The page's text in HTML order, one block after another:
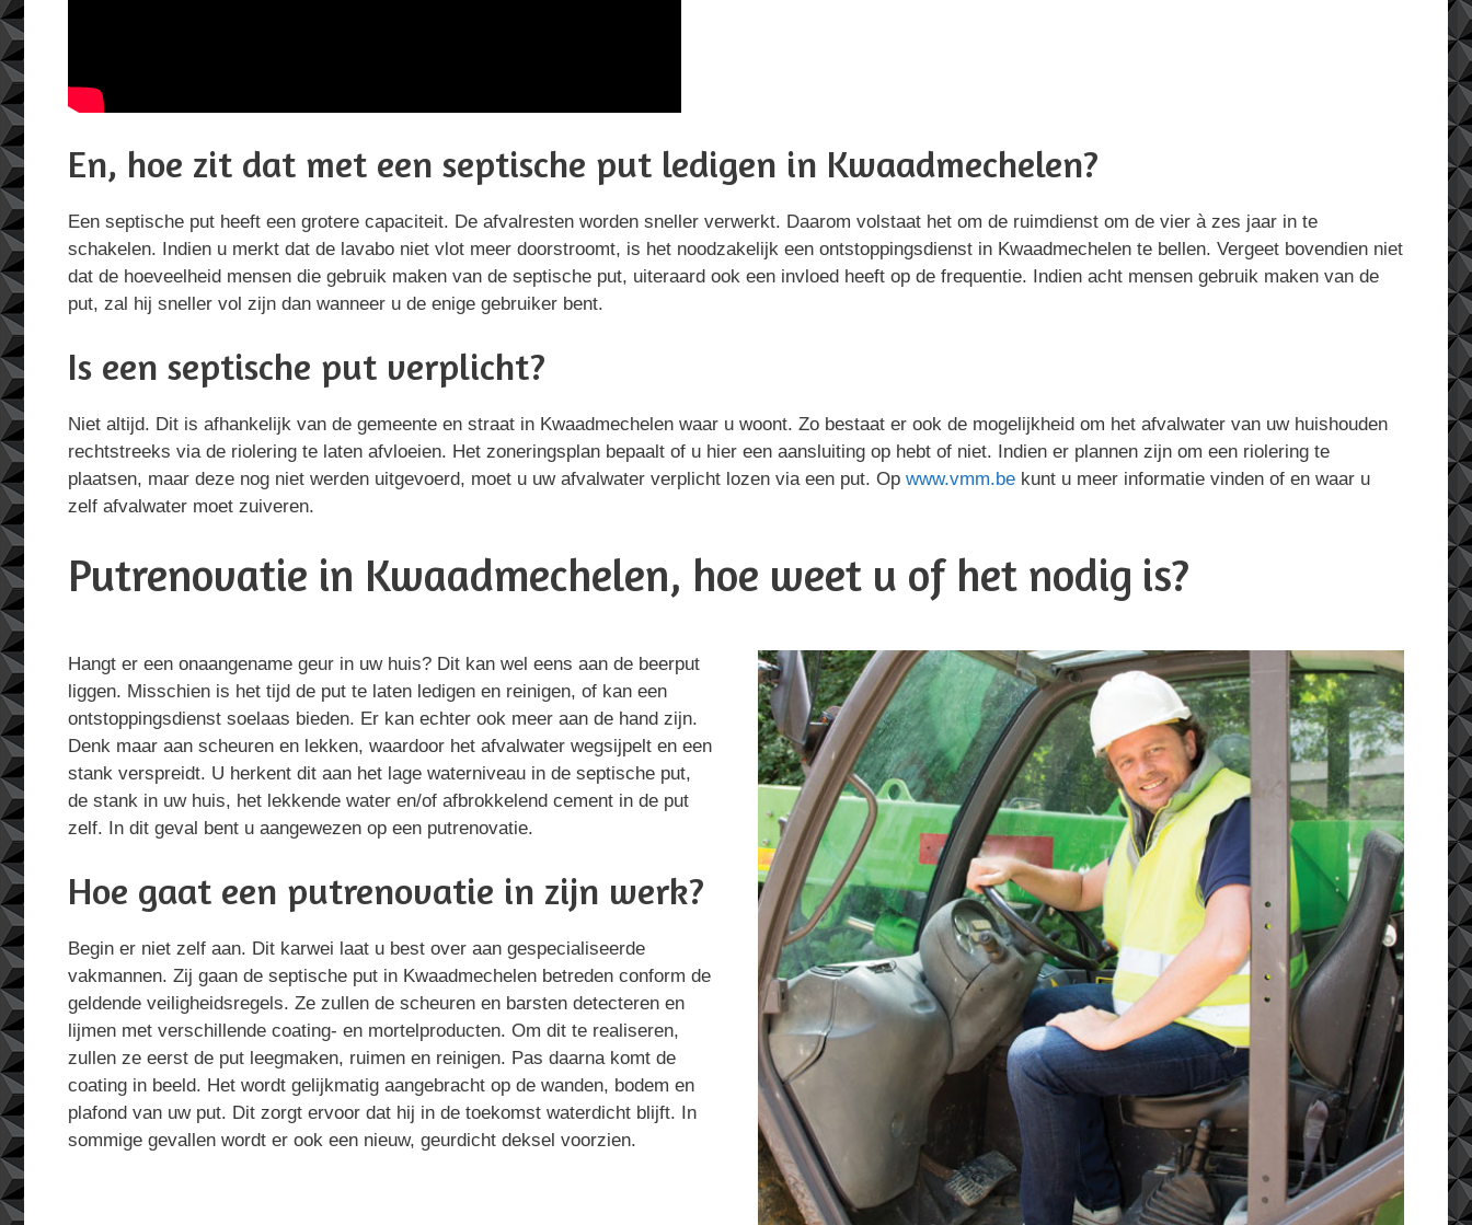
En, hoe zit dat met een septische put ledigen in Kwaadmechelen?
Een septische put heeft een grotere capaciteit. De afvalresten worden sneller verwerkt. Daarom volstaat het om de ruimdienst om de vier à zes jaar in te
schakelen. Indien u merkt dat de lavabo niet vlot meer doorstroomt, is het noodzakelijk een ontstoppingsdienst in Kwaadmechelen te bellen. Vergeet bovendien niet
dat de hoeveelheid mensen die gebruik maken van de septische put, uiteraard ook een invloed heeft op de frequentie. Indien acht mensen gebruik maken van de
put, zal hij sneller vol zijn dan wanneer u de enige gebruiker bent.
Is een septische put verplicht?
Niet altijd. Dit is afhankelijk van de gemeente en straat in Kwaadmechelen waar u woont. Zo bestaat er ook de mogelijkheid om het afvalwater van uw huishouden
rechtstreeks via de riolering te laten afvloeien. Het zoneringsplan bepaalt of u hier een aansluiting op hebt of niet. Indien er plannen zijn om een riolering te
plaatsen, maar deze nog niet werden uitgevoerd, moet u uw afvalwater verplicht lozen via een put. Op www.vmm.be kunt u meer informatie vinden of en waar u
zelf afvalwater moet zuiveren.
Putrenovatie in Kwaadmechelen, hoe weet u of het nodig is?
Hangt er een onaangename geur in uw huis? Dit kan wel eens aan de beerput
liggen. Misschien is het tijd de put te laten ledigen en reinigen, of kan een
ontstoppingsdienst soelaas bieden. Er kan echter ook meer aan de hand zijn.
Denk maar aan scheuren en lekken, waardoor het afvalwater wegsijpelt en een
stank verspreidt. U herkent dit aan het lage waterniveau in de septische put,
de stank in uw huis, het lekkende water en/of afbrokkelend cement in de put
zelf. In dit geval bent u aangewezen op een putrenovatie.
Hoe gaat een putrenovatie in zijn werk?
Begin er niet zelf aan. Dit karwei laat u best over aan gespecialiseerde
vakmannen. Zij gaan de septische put in Kwaadmechelen betreden conform de
geldende veiligheidsregels. Ze zullen de scheuren en barsten detecteren en
lijmen met verschillende coating- en mortelproducten. Om dit te realiseren,
zullen ze eerst de put leegmaken, ruimen en reinigen. Pas daarna komt de
coating in beeld. Het wordt gelijkmatig aangebracht op de wanden, bodem en
plafond van uw put. Dit zorgt ervoor dat hij in de toekomst waterdicht blijft. In
sommige gevallen wordt er ook een nieuw, geurdicht deksel voorzien.